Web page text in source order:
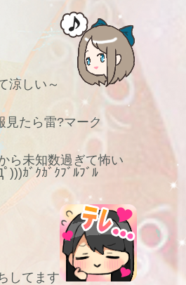
涼しい～
見たら雷?マーク
ら未知数過ぎて怖い
)))ｶﾞｸｶﾞｸﾌﾞﾙﾌﾞﾙ
してます